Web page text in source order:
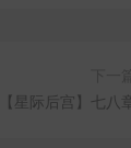
【星际后宫】七八